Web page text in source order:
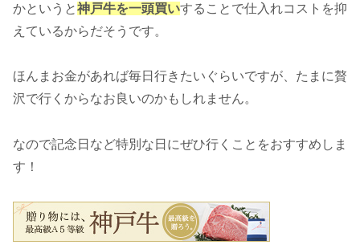
かというと神戸牛を一頭買いすることで仕入れコストを抑
えているからだそうです。
ほんまお金があれば毎日行きたいぐらいですが、たまに贅
沢で行くからなお良いのかもしれません。
なので記念日など特別な日にぜひ行くことをおすすめしま
す！